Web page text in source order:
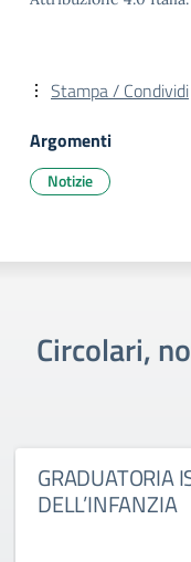
Stampa / Condividi
Argomenti
Notizie
Circolari,
GRADUATORIA
DELL’INFANZIA